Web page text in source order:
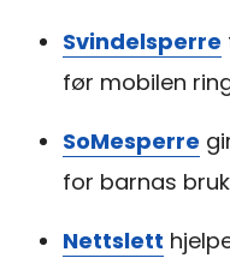
Svindelsperre
før mobilen
SoMesperre
for barnas bruk
Nettslett